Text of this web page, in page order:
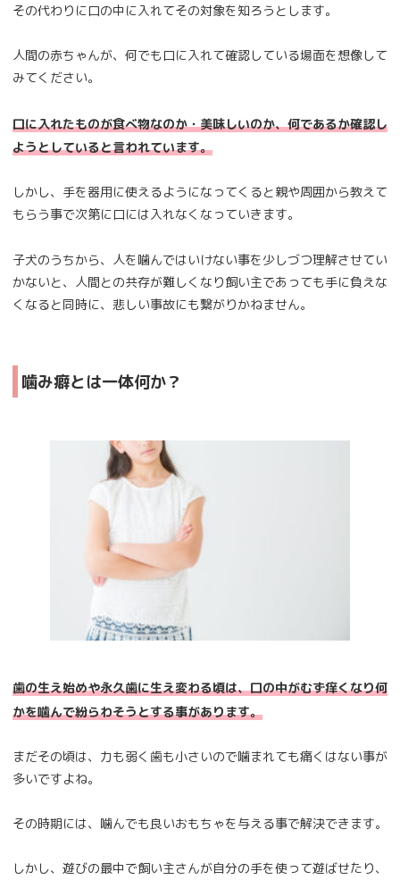
その代わりに口の中に入れてその対象を知ろうとします。
人間の赤ちゃんが、何でも口に入れて確認している場面を想像して
みてください。
口に入れたものが食べ物なのか・美味しいのか、何であるか確認し
ようとしていると言われています。
しかし、手を器用に使えるようになってくると親や周囲から教えて
もらう事で次第に口には入れなくなっていきます。
子犬のうちから、人を噛んではいけない事を少しづつ理解させてい
かないと、人間との共存が難しくなり飼い主であっても手に負えな
くなると同時に、悲しい事故にも繋がりかねません。
噛み癖とは一体何か？
歯の生え始めや永久歯に生え変わる頃は、口の中がむず痒くなり何
かを噛んで紛らわそうとする事があります。
まだその頃は、力も弱く歯も小さいので噛まれても痛くはない事が
多いですよね。
その時期には、噛んでも良いおもちゃを与える事で解決できます。
しかし、遊びの最中で飼い主さんが自分の手を使って遊ばせたり、